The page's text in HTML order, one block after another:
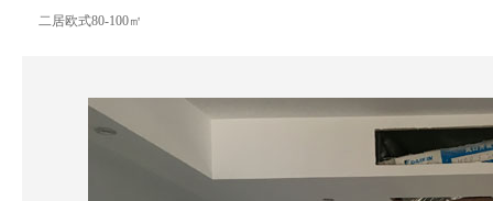
二居欧式80-100㎡